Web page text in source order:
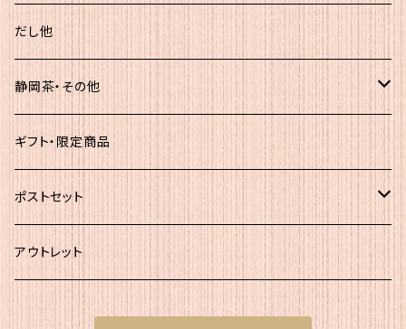
化粧袋（5ｇ×12）
簡易（5ｇ×30）
大袋
だし他
静岡茶・その他
静岡茶
その他
ギフト・限定商品
ポストセット
★初回お試し!!
ｾｯﾄＡ（かつお大袋）
アウトレット